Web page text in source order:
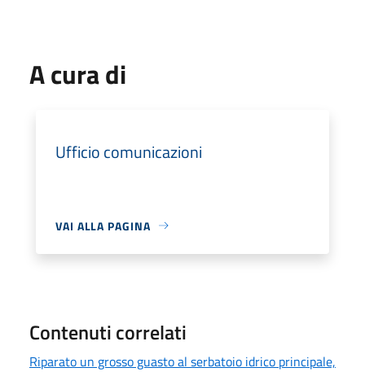
A cura di
Ufficio comunicazioni
VAI ALLA PAGINA
Contenuti correlati
Riparato un grosso guasto al serbatoio idrico principale,